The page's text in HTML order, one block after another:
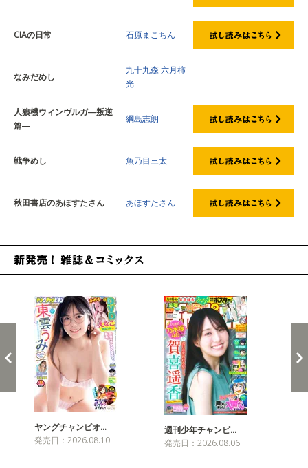
CIAの日常 石原まこちん
なみだめし
九十九森 六月柿
光
人狼機ウィンヴルガ―叛逆
篇―
綱島志朗
戦争めし 魚乃目三太
秋田書店のあほすたさん あほすたさん
ヤングチャンピオ…
発売日：2026.08.10
週刊少年チャンピ…
発売日：2026.08.06